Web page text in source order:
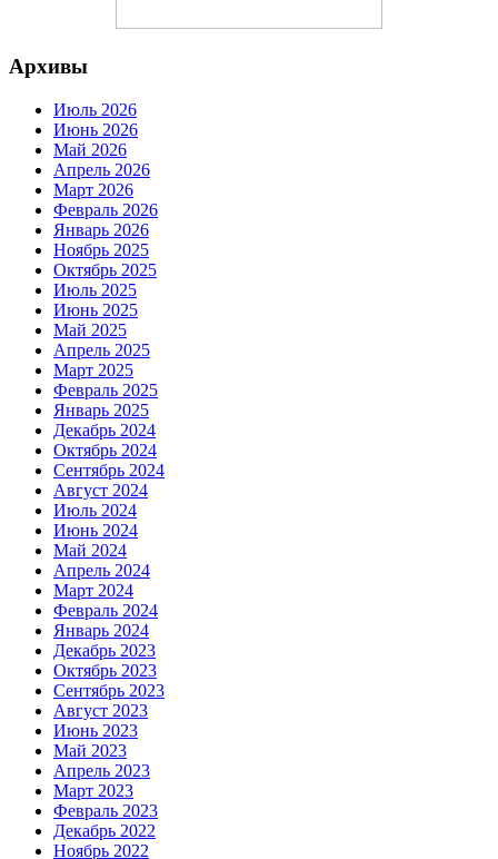
Архивы
Июль 2026
Июнь 2026
Май 2026
Апрель 2026
Март 2026
Февраль 2026
Январь 2026
Ноябрь 2025
Октябрь 2025
Июль 2025
Июнь 2025
Май 2025
Апрель 2025
Март 2025
Февраль 2025
Январь 2025
Декабрь 2024
Октябрь 2024
Сентябрь 2024
Август 2024
Июль 2024
Июнь 2024
Май 2024
Апрель 2024
Март 2024
Февраль 2024
Январь 2024
Декабрь 2023
Октябрь 2023
Сентябрь 2023
Август 2023
Июнь 2023
Май 2023
Апрель 2023
Март 2023
Февраль 2023
Декабрь 2022
Ноябрь 2022